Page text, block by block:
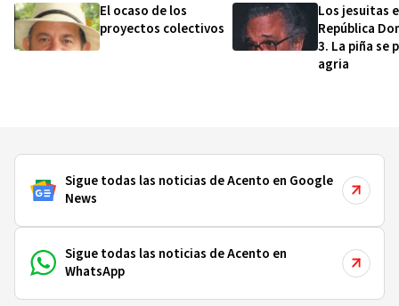
El ocaso de los
proyectos colectivos
Los jesuitas
República
3. La piña se
agria
Sigue todas las noticias de Acento en Google
News
Sigue todas las noticias de Acento en
WhatsApp